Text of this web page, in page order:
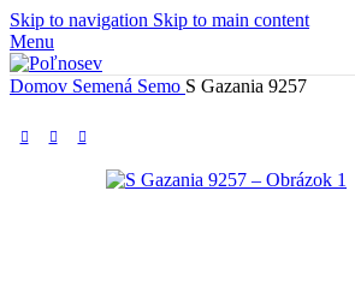
Skip to navigation Skip to main content
Menu
Domov Semená Semo S Gazania 9257